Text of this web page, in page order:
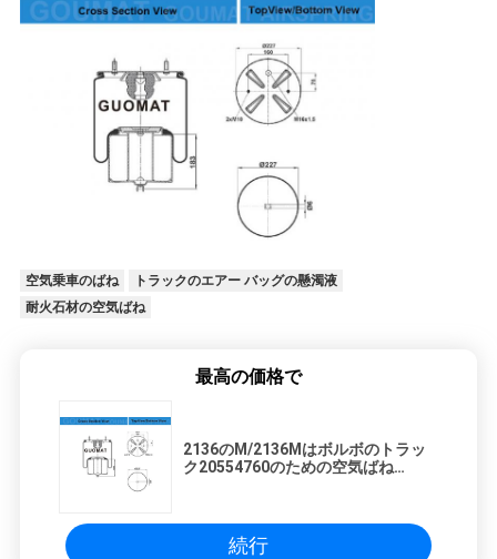
を
い
PRIVACY
POLICY
空気乗車のばね
トラックのエアー バッグの懸濁液
耐火石材の空気ばね
最高の価格で
2136のM/2136Mはボルボのトラッ
ク20554760のための空気ばね
続行